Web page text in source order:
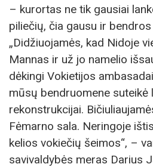
– kurortas ne tik gausiai
piliečių, čia gausu ir
„Didžiuojamės, kad Nidoje
Mannas ir už jo namelio
dėkingi Vokietijos
mūsų bendruomene suteikė
rekonstrukcijai.
Fėmarno sala. Neringoje
kelios vokiečių šeimos“, –
savivaldybės meras Darius